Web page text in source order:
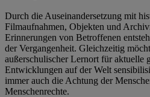
Durch die Auseinandersetzung mit
Filmaufnahmen, Objekten und
Erinnerungen von Betroffenen
der Vergangenheit. Gleichzeitig
außerschulischer Lernort für aktuelle
Entwicklungen auf der Welt
immer auch die Achtung der
Menschenrechte.